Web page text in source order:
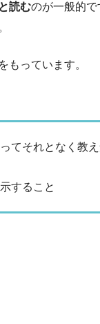
読むのが一般的で
もっています。
てそれとなく教
すること